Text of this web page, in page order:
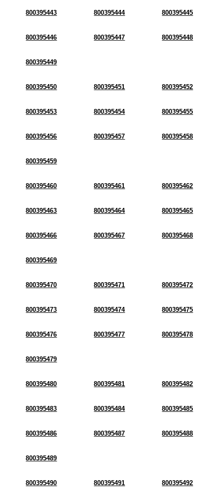
800395443 800395444 800395445
800395446 800395447 800395448
800395449
800395450 800395451 800395452
800395453 800395454 800395455
800395456 800395457 800395458
800395459
800395460 800395461 800395462
800395463 800395464 800395465
800395466 800395467 800395468
800395469
800395470 800395471 800395472
800395473 800395474 800395475
800395476 800395477 800395478
800395479
800395480 800395481 800395482
800395483 800395484 800395485
800395486 800395487 800395488
800395489
800395490 800395491 800395492